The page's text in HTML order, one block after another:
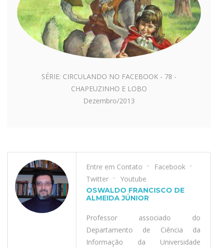
SÉRIE: CIRCULANDO NO FACEBOOK - 78 -
CHAPEUZINHO E LOBO
Dezembro/2013
Entre em Contato
Facebook
Twitter
Youtube
OSWALDO FRANCISCO DE
ALMEIDA JÚNIOR
Professor associado do
Departamento de Ciência da
Informação da Universidade